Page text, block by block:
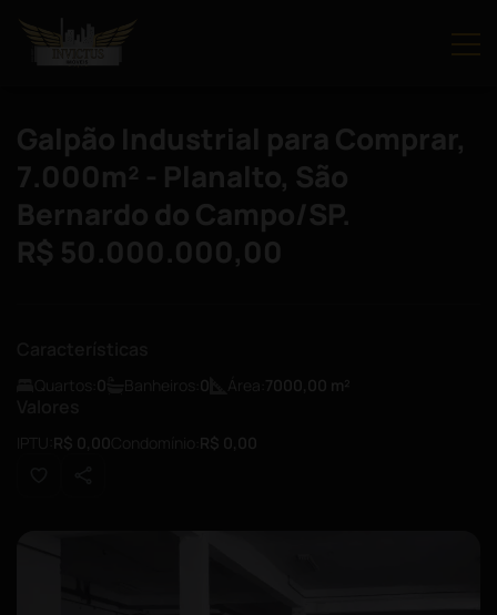
Galpão Industrial para Comprar,
7.000m² - Planalto, São
Bernardo do Campo/SP.
R$ 50.000.000,00
0 0 7000,00 m²
R$ 0,00 R$ 0,00